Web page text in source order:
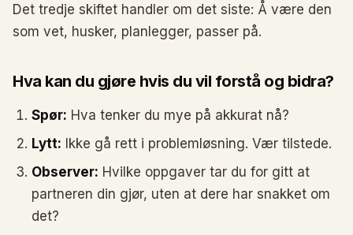
Det tredje skiftet handler om det siste: Å være den
som vet, husker, planlegger, passer på.
Hva kan du gjøre hvis du vil forstå og bidra?
Spør: Hva tenker du mye på akkurat nå?
Lytt: Ikke gå rett i problemløsning. Vær tilstede.
Observer: Hvilke oppgaver tar du for gitt at
partneren din gjør, uten at dere har snakket om
det?